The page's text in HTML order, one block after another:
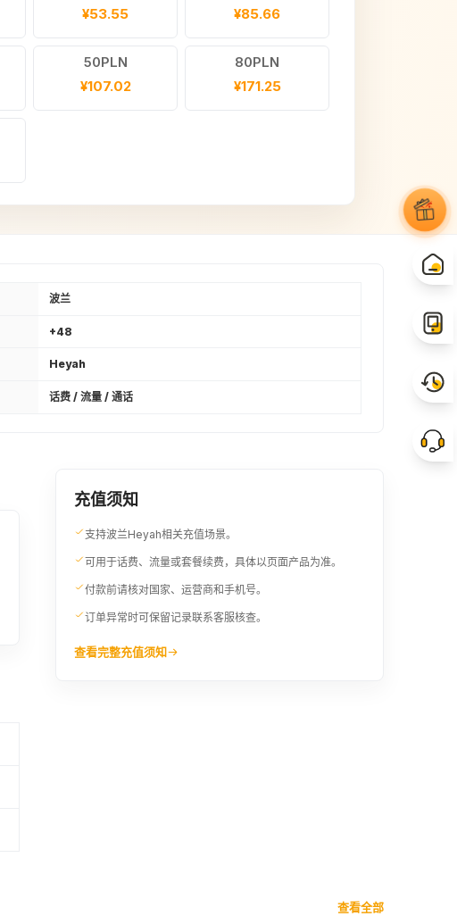
¥53.55
¥85.66
50PLN
¥107.02
80PLN
¥171.25
波兰
+48
Heyah
话费 / 流量 / 通话
充值须知
支持波兰Heyah相关充值场景。
可用于话费、流量或套餐续费，具体以页面产品为准。
付款前请核对国家、运营商和手机号。
订单异常时可保留记录联系客服核查。
查看完整充值须知
查看全部